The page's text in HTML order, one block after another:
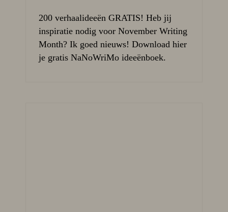
200 verhaalideeën GRATIS! Heb jij
inspiratie nodig voor November Writing
Month? Ik goed nieuws! Download hier
je gratis NaNoWriMo ideeënboek.